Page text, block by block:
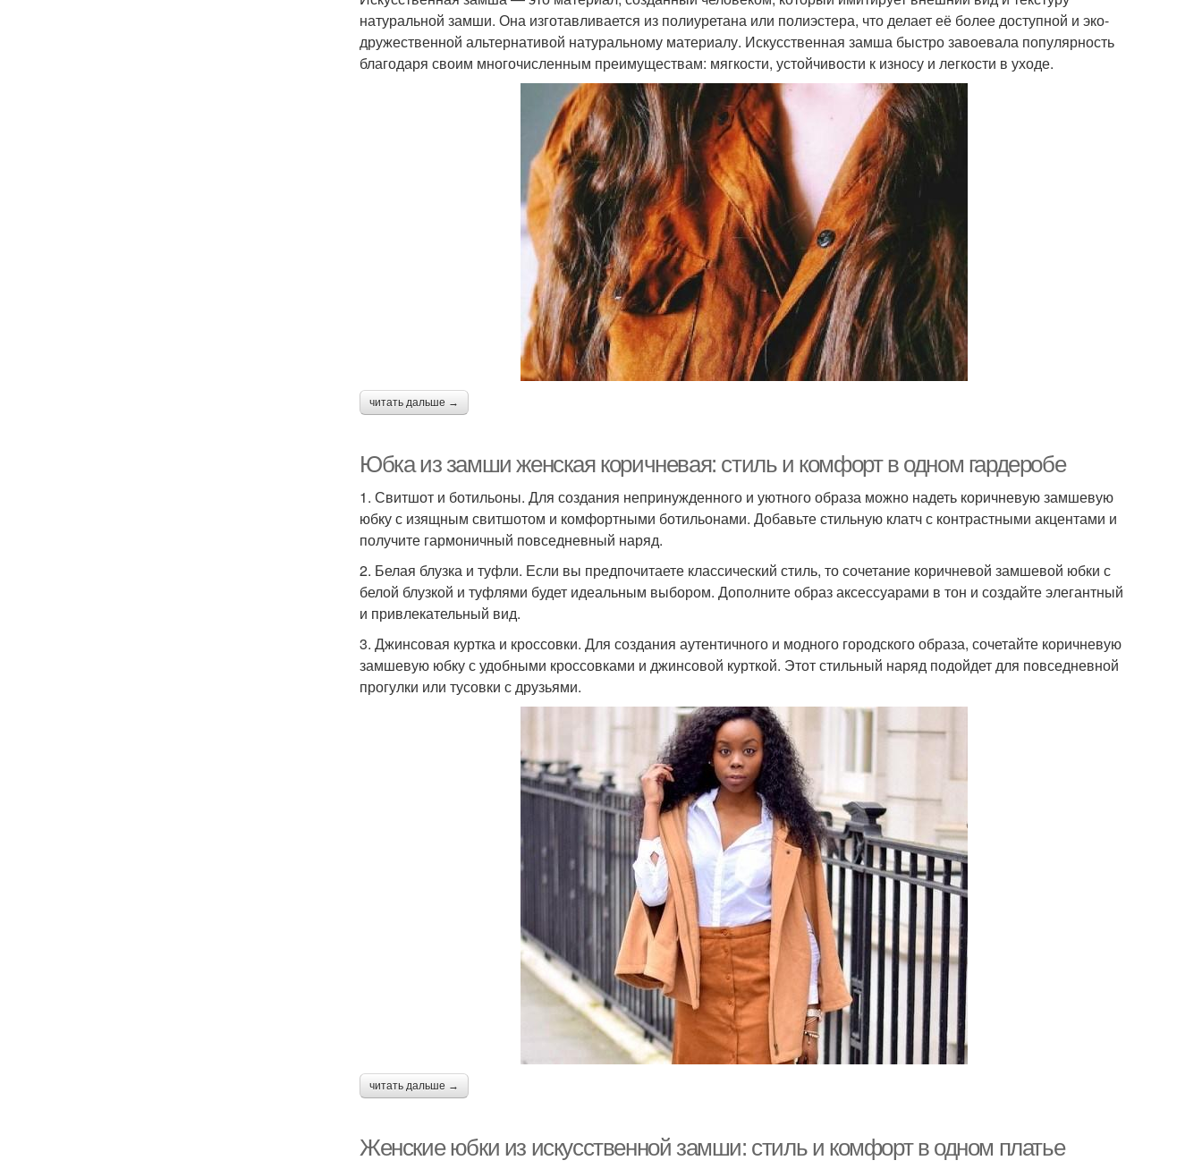
натуральной замши. Она изготавливается из полиуретана или полиэстера, что делает её более доступной и эко-
дружественной альтернативой натуральному материалу. Искусственная замша быстро завоевала популярность
благодаря своим многочисленным преимуществам: мягкости, устойчивости к износу и легкости в уходе.
читать дальше →
Юбка из замши женская коричневая: стиль и комфорт в одном гардеробе
1. Свитшот и ботильоны. Для создания непринужденного и уютного образа можно надеть коричневую замшевую
юбку с изящным свитшотом и комфортными ботильонами. Добавьте стильную клатч с контрастными акцентами и
получите гармоничный повседневный наряд.
2. Белая блузка и туфли. Если вы предпочитаете классический стиль, то сочетание коричневой замшевой юбки с
белой блузкой и туфлями будет идеальным выбором. Дополните образ аксессуарами в тон и создайте элегантный
и привлекательный вид.
3. Джинсовая куртка и кроссовки. Для создания аутентичного и модного городского образа, сочетайте коричневую
замшевую юбку с удобными кроссовками и джинсовой курткой. Этот стильный наряд подойдет для повседневной
прогулки или тусовки с друзьями.
читать дальше →
Женские юбки из искусственной замши: стиль и комфорт в одном платье